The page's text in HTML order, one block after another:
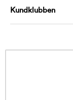
Kundklubben